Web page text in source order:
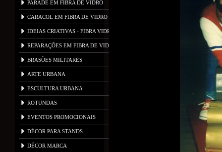
PARADE EM FIBRA DE VIDRO
CARACOL EM FIBRA DE VIDRO
IDEIAS CRIATIVAS - FIBRA VIDRO
REPARAÇÕES EM FIBRA DE VIDRO
BRASÕES MILITARES
ARTE URBANA
ESCULTURA URBANA
ROTUNDAS
EVENTOS PROMOCIONAIS
DÉCOR PARA STANDS
DÉCOR MARCA